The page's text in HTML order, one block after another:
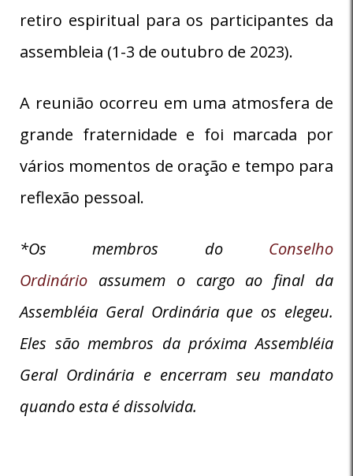
retiro espiritual para os participantes da
assembleia (1-3 de outubro de 2023).
A reunião ocorreu em uma atmosfera de
grande fraternidade e foi marcada por
vários momentos de oração e tempo para
reflexão pessoal.
*Os membros do Conselho
Ordinário assumem o cargo ao final da
Assembléia Geral Ordinária que os elegeu.
Eles são membros da próxima Assembléia
Geral Ordinária e encerram seu mandato
quando esta é dissolvida.